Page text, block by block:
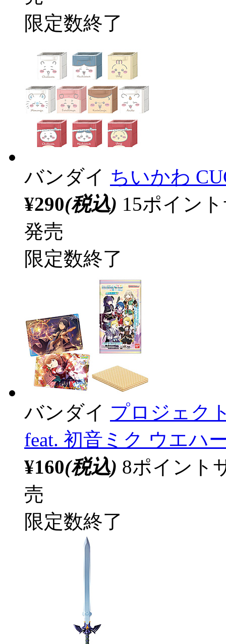
限定数終了
バンダイ ちいかわ
¥290(税込) 15ポイン
発売
限定数終了
バンダイ プロジェク
feat. 初音ミク ウエハ
¥160(税込) 8ポイント
売
限定数終了